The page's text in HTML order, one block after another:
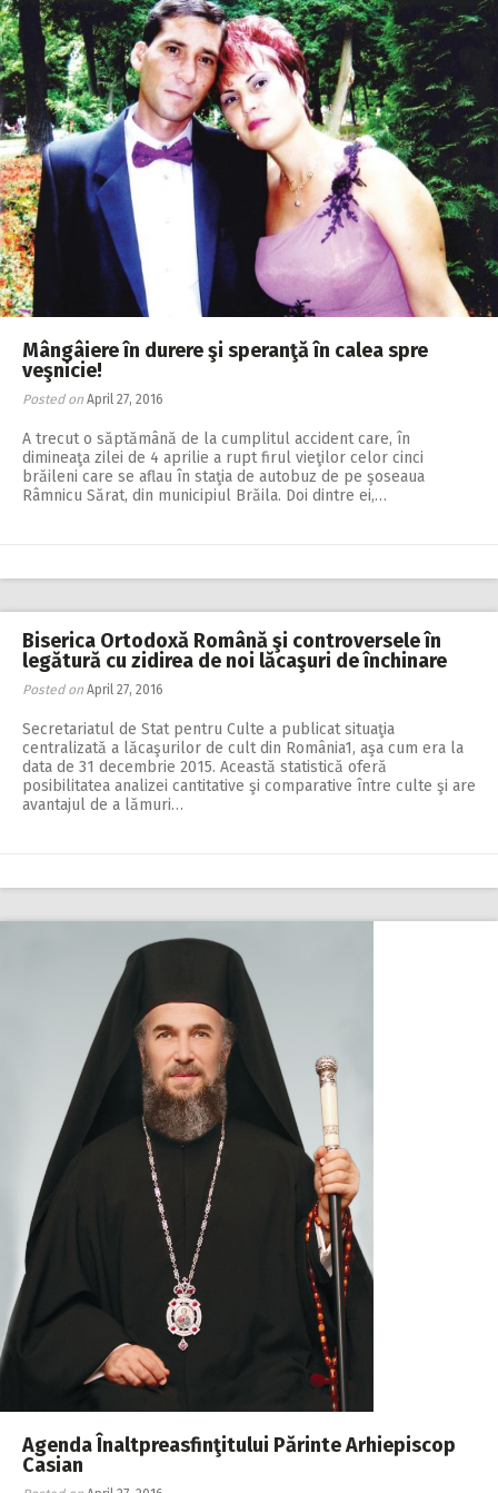
Mângâiere în durere şi speranţă în calea spre
veşnicie!
Posted on April 27, 2016
A trecut o săptămână de la cumplitul accident care, în
dimineaţa zilei de 4 aprilie a rupt firul vieţilor celor cinci
brăileni care se aflau în staţia de autobuz de pe şoseaua
Râmnicu Sărat, din municipiul Brăila. Doi dintre ei,…
Biserica Ortodoxă Română şi controversele în
legătură cu zidirea de noi lăcaşuri de închinare
Posted on April 27, 2016
Secretariatul de Stat pentru Culte a publicat situaţia
centralizată a lăcaşurilor de cult din România1, aşa cum era la
data de 31 decembrie 2015. Această statistică oferă
posibilitatea analizei cantitative şi comparative între culte şi are
avantajul de a lămuri…
Agenda Înaltpreasfinţitului Părinte Arhiepiscop
Casian